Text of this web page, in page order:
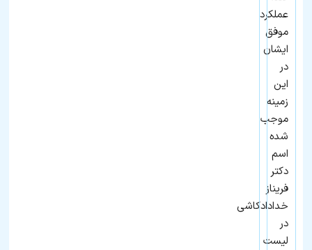
عملکرد
موفق
ایشان
در
این
زمینه
موجب
شده
اسم
دکتر
فریناز
خدادادکاشی
در
لیست